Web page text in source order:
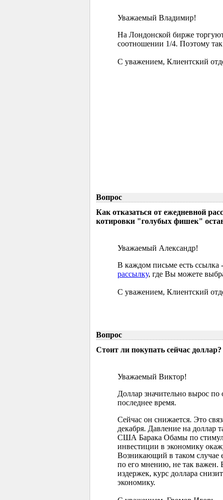
Уважаемый Владимир!
На Лондонской бирже
соотношении 1/4. Поэтому так
С уважением, Клиентский
Вопрос
Как отказаться от ежедневной
котировки "голубых фишек"
Уважаемый Александр!
В каждом письме есть ссылка
рассылку, где Вы можете
С уважением, Клиентский
Вопрос
Стоит ли покупать сейчас доллар?
Уважаемый Виктор!
Доллар значительно вырос
последнее время.
Сейчас он снижается. Это
декабря. Давление на доллар
США Барака Обамы по
инвестиции в экономику
Возникающий в таком случае
по его мнению, не так важен.
издержек, курс доллара
экономику.